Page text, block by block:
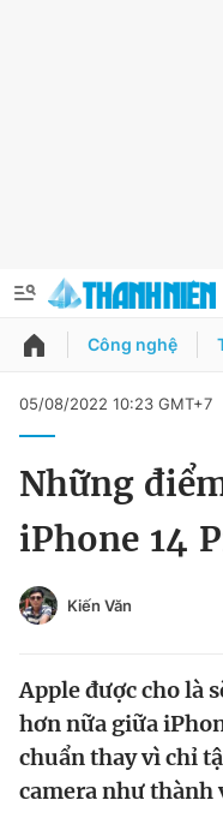
QUẢNG CÁO ĐẶT
Chuyên mục
Chào ngày mới
Tin thị trường
Video
Đổi mật khẩu
Tin đã lưu
Công nghệ
05/08/2022 10:23 GMT+7
Những
iPhone 14
Kiến Văn
Apple được cho là
hơn nữa giữa
chuẩn thay vì chỉ
camera như thành